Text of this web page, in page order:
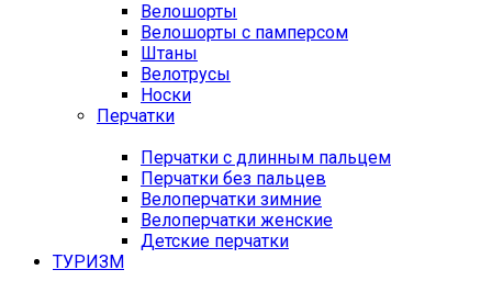
Велошорты
Велошорты с памперсом
Штаны
Велотрусы
Носки
Перчатки
Перчатки с длинным пальцем
Перчатки без пальцев
Велоперчатки зимние
Велоперчатки женские
Детские перчатки
ТУРИЗМ